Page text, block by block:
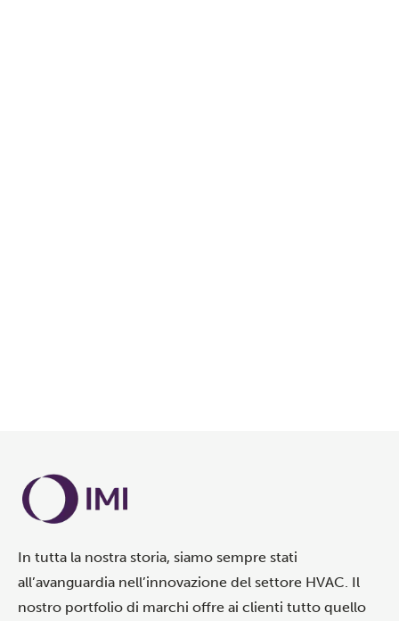
In tutta la nostra storia, siamo sempre stati
all’avanguardia nell’innovazione del settore HVAC. Il
nostro portfolio di marchi offre ai clienti tutto quello